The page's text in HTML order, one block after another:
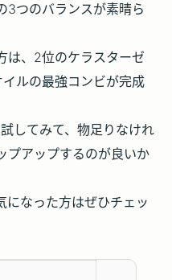
3つのバランスが素晴ら
は、2位のケラスターゼ
ルの最強コンビが完成
してみて、物足りなけれ
プアップするのが良いか
になった方はぜひチェッ